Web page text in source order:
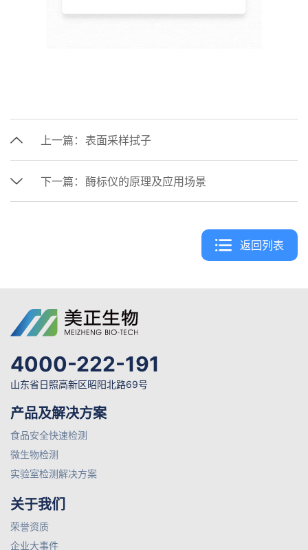
上一篇： 表面采样拭子
下一篇： 酶标仪的原理及应用场景
返回列表
4000-222-191
山东省日照高新区昭阳北路69号
产品及解决方案
食品安全快速检测
微生物检测
实验室检测解决方案
关于我们
荣誉资质
企业大事件